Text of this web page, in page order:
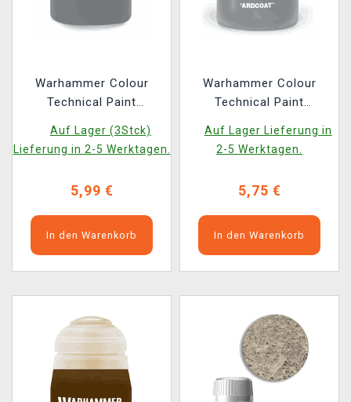
Warhammer Colour
Technical Paint
Texturfarbe
Auf Lager (3Stck)
Lieferung in 2-5 Werktagen.
5,99 €
In den Warenkorb
Warhammer Colour
Technical Paint
Farbe
Auf Lager Lieferung in
2-5 Werktagen.
5,75 €
In den Warenkorb